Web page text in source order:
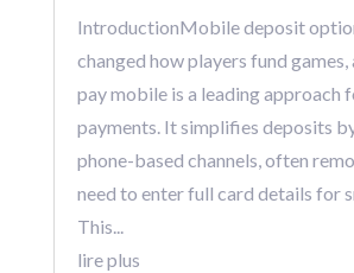
IntroductionMobile deposit
changed how players fund games,
pay mobile is a leading approach
payments. It simplifies deposits
phone-based channels, often
need to enter full card details for
This...
lire plus